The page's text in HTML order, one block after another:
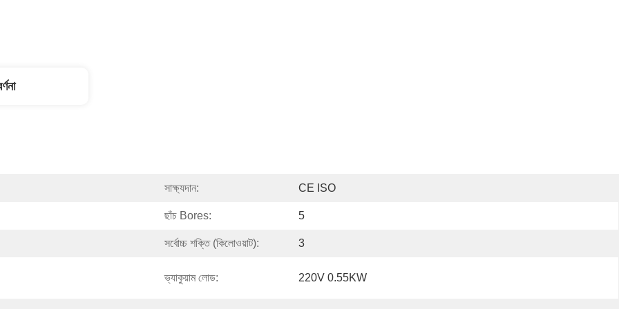
সাক্ষ্যদান: CE ISO
ছাঁচ Bores: 5
সর্বোচ্চ শক্তি (কিলোওয়াট): 3
ভ্যাকুয়াম লোড: 220V 0.55KW